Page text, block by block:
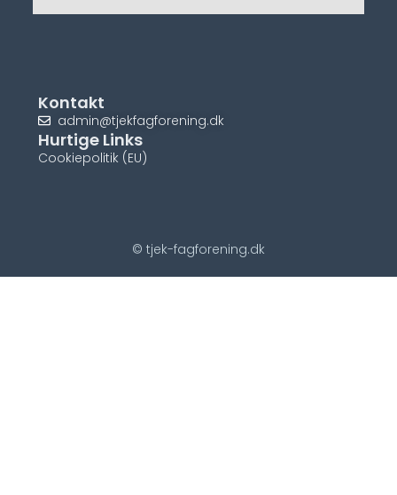
Kontakt
admin@tjekfagforening.dk
Hurtige Links
Cookiepolitik (EU)
© tjek-fagforening.dk